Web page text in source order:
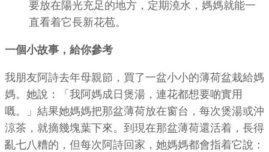
要放在陽光充足的地方，定期澆水，媽媽就能一
直看着它長新花苞。
一個小故事，給你參考
我朋友阿詩去年母親節，買了一盆小小的薄荷盆栽給媽
媽。她說：「我阿媽成日煲湯，連花都想要啲實用
嘅。」結果她媽媽把那盆薄荷放在窗台，每次煲湯或沖
涼茶，就摘幾塊葉下來。到現在那盆薄荷還活着，長得
亂七八糟的，但每次阿詩回家，她媽媽都會指着它說：